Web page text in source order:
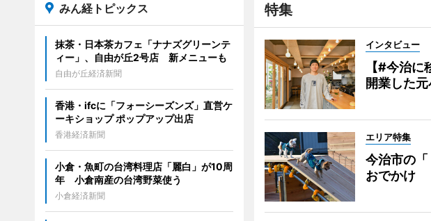
特集
インタビュー
【#今治
開業した
エリア特集
今治市の
おでかけ
みん経トピックス
抹茶・日本茶カフェ「ナナズグリーンテ
ィー」、自由が丘2号店 新メニューも
自由が丘経済新聞
香港・ifcに「フォーシーズンズ」直営ケ
ーキショップ ポップアップ出店
香港経済新聞
小倉・魚町の台湾料理店「麗白」が10周
年 小倉南産の台湾野菜使う
小倉経済新聞